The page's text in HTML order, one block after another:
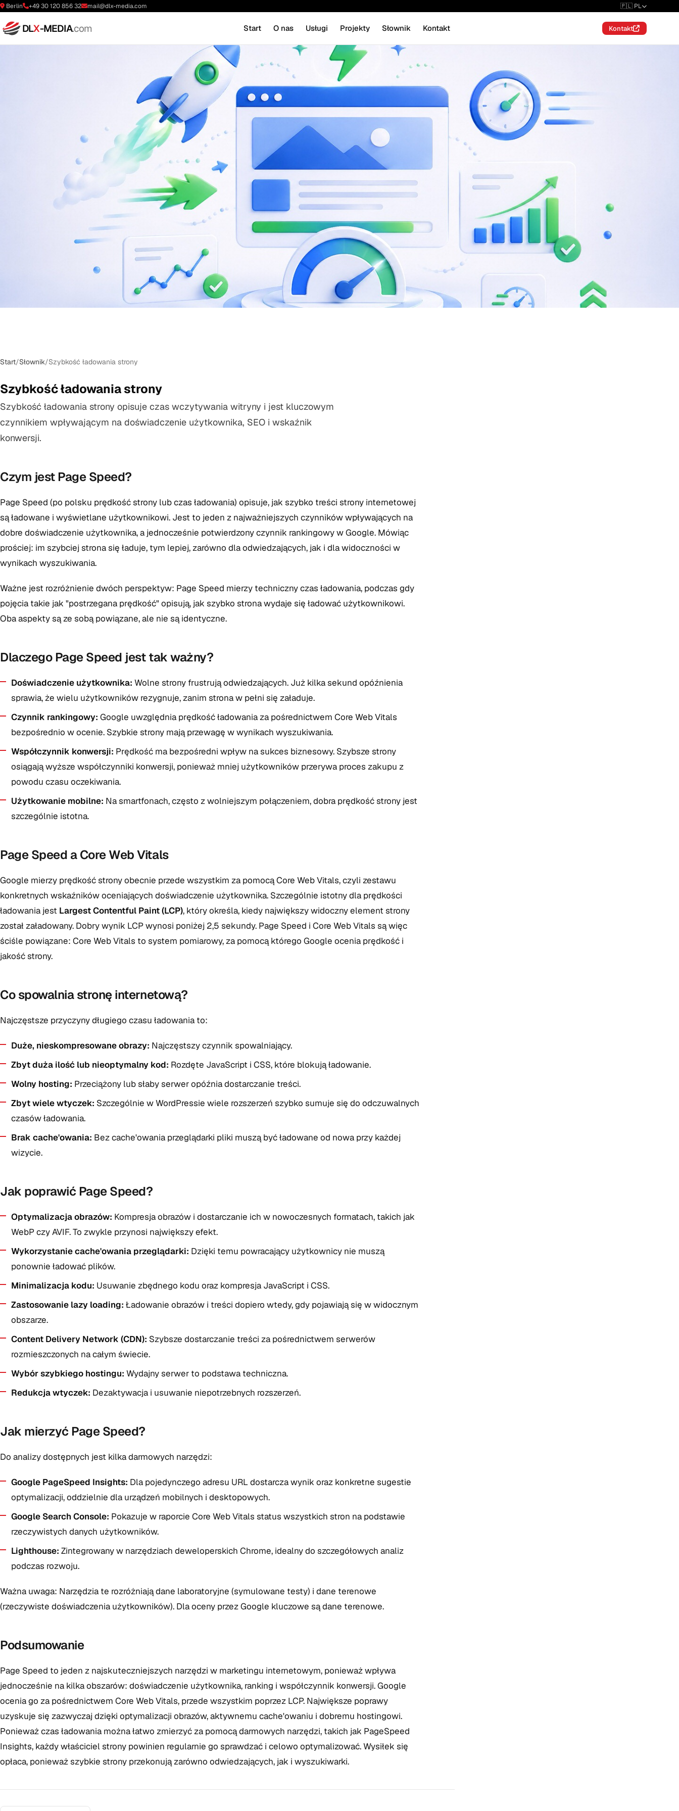
Berlin +49 30 120 856 32 mail@dlx-media.com 🇵🇱 PL
DLX-MEDIA.com Start O nas Usługi Projekty Słownik Kontakt Kontakt
Start/Słownik/Szybkość ładowania strony
Szybkość ładowania strony
Szybkość ładowania strony opisuje czas wczytywania witryny i jest kluczowym
czynnikiem wpływającym na doświadczenie użytkownika, SEO i wskaźnik
konwersji.
Czym jest Page Speed?
Page Speed (po polsku prędkość strony lub czas ładowania) opisuje, jak szybko treści strony internetowej
są ładowane i wyświetlane użytkownikowi. Jest to jeden z najważniejszych czynników wpływających na
dobre doświadczenie użytkownika, a jednocześnie potwierdzony czynnik rankingowy w Google. Mówiąc
prościej: im szybciej strona się ładuje, tym lepiej, zarówno dla odwiedzających, jak i dla widoczności w
wynikach wyszukiwania.
Ważne jest rozróżnienie dwóch perspektyw: Page Speed mierzy techniczny czas ładowania, podczas gdy
pojęcia takie jak "postrzegana prędkość" opisują, jak szybko strona wydaje się ładować użytkownikowi.
Oba aspekty są ze sobą powiązane, ale nie są identyczne.
Dlaczego Page Speed jest tak ważny?
Doświadczenie użytkownika: Wolne strony frustrują odwiedzających. Już kilka sekund opóźnienia
sprawia, że wielu użytkowników rezygnuje, zanim strona w pełni się załaduje.
Czynnik rankingowy: Google uwzględnia prędkość ładowania za pośrednictwem Core Web Vitals
bezpośrednio w ocenie. Szybkie strony mają przewagę w wynikach wyszukiwania.
Współczynnik konwersji: Prędkość ma bezpośredni wpływ na sukces biznesowy. Szybsze strony
osiągają wyższe współczynniki konwersji, ponieważ mniej użytkowników przerywa proces zakupu z
powodu czasu oczekiwania.
Użytkowanie mobilne: Na smartfonach, często z wolniejszym połączeniem, dobra prędkość strony jest
szczególnie istotna.
Page Speed a Core Web Vitals
Google mierzy prędkość strony obecnie przede wszystkim za pomocą Core Web Vitals, czyli zestawu
konkretnych wskaźników oceniających doświadczenie użytkownika. Szczególnie istotny dla prędkości
ładowania jest Largest Contentful Paint (LCP), który określa, kiedy największy widoczny element strony
został załadowany. Dobry wynik LCP wynosi poniżej 2,5 sekundy. Page Speed i Core Web Vitals są więc
ściśle powiązane: Core Web Vitals to system pomiarowy, za pomocą którego Google ocenia prędkość i
jakość strony.
Co spowalnia stronę internetową?
Najczęstsze przyczyny długiego czasu ładowania to:
Duże, nieskompresowane obrazy: Najczęstszy czynnik spowalniający.
Zbyt duża ilość lub nieoptymalny kod: Rozdęte JavaScript i CSS, które blokują ładowanie.
Wolny hosting: Przeciążony lub słaby serwer opóźnia dostarczanie treści.
Zbyt wiele wtyczek: Szczególnie w WordPressie wiele rozszerzeń szybko sumuje się do odczuwalnych
czasów ładowania.
Brak cache'owania: Bez cache'owania przeglądarki pliki muszą być ładowane od nowa przy każdej
wizycie.
Jak poprawić Page Speed?
Optymalizacja obrazów: Kompresja obrazów i dostarczanie ich w nowoczesnych formatach, takich jak
WebP czy AVIF. To zwykle przynosi największy efekt.
Wykorzystanie cache'owania przeglądarki: Dzięki temu powracający użytkownicy nie muszą
ponownie ładować plików.
Minimalizacja kodu: Usuwanie zbędnego kodu oraz kompresja JavaScript i CSS.
Zastosowanie lazy loading: Ładowanie obrazów i treści dopiero wtedy, gdy pojawiają się w widocznym
obszarze.
Content Delivery Network (CDN): Szybsze dostarczanie treści za pośrednictwem serwerów
rozmieszczonych na całym świecie.
Wybór szybkiego hostingu: Wydajny serwer to podstawa techniczna.
Redukcja wtyczek: Dezaktywacja i usuwanie niepotrzebnych rozszerzeń.
Jak mierzyć Page Speed?
Do analizy dostępnych jest kilka darmowych narzędzi:
Google PageSpeed Insights: Dla pojedynczego adresu URL dostarcza wynik oraz konkretne sugestie
optymalizacji, oddzielnie dla urządzeń mobilnych i desktopowych.
Google Search Console: Pokazuje w raporcie Core Web Vitals status wszystkich stron na podstawie
rzeczywistych danych użytkowników.
Lighthouse: Zintegrowany w narzędziach deweloperskich Chrome, idealny do szczegółowych analiz
podczas rozwoju.
Ważna uwaga: Narzędzia te rozróżniają dane laboratoryjne (symulowane testy) i dane terenowe
(rzeczywiste doświadczenia użytkowników). Dla oceny przez Google kluczowe są dane terenowe.
Podsumowanie
Page Speed to jeden z najskuteczniejszych narzędzi w marketingu internetowym, ponieważ wpływa
jednocześnie na kilka obszarów: doświadczenie użytkownika, ranking i współczynnik konwersji. Google
ocenia go za pośrednictwem Core Web Vitals, przede wszystkim poprzez LCP. Największe poprawy
uzyskuje się zazwyczaj dzięki optymalizacji obrazów, aktywnemu cache'owaniu i dobremu hostingowi.
Ponieważ czas ładowania można łatwo zmierzyć za pomocą darmowych narzędzi, takich jak PageSpeed
Insights, każdy właściciel strony powinien regularnie go sprawdzać i celowo optymalizować. Wysiłek się
opłaca, ponieważ szybkie strony przekonują zarówno odwiedzających, jak i wyszukiwarki.